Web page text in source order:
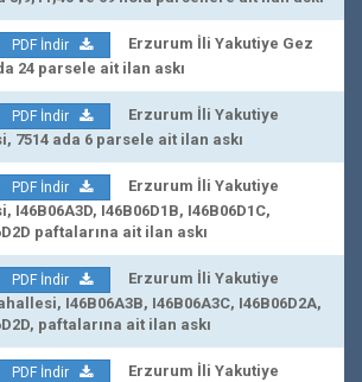
PDF İndir
Erzurum İli Yakutiye Gez
24 parsele ait ilan askı
PDF İndir
Erzurum İli Yakutiye
7514 ada 6 parsele ait ilan askı
PDF İndir
Erzurum İli Yakutiye
I46B06D1B, I46B06D1C,
paftalarına ait ilan askı
PDF İndir
Erzurum İli Yakutiye
I46B06A3B, I46B06A3C, I46B06D2A,
paftalarına ait ilan askı
PDF İndir
Erzurum İli Yakutiye